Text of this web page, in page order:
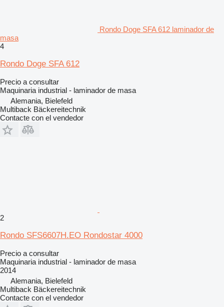
Rondo Doge SFA 612 laminador de
masa
4
Rondo Doge SFA 612
Precio a consultar
Maquinaria industrial - laminador de masa
Alemania, Bielefeld
Multiback Bäckereitechnik
Contacte con el vendedor
2
Rondo SFS6607H.EO Rondostar 4000
Precio a consultar
Maquinaria industrial - laminador de masa
2014
Alemania, Bielefeld
Multiback Bäckereitechnik
Contacte con el vendedor